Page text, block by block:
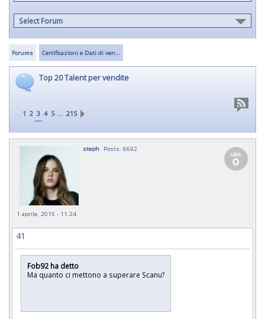
Select Forum
Forums Certificazioni e Dati di ven…
Top 20 Talent per vendite
1 2 3 4 5 … 215
steph Posts: 6692
1 aprile, 2015 - 11:24
41
Fob92 ha detto
Ma quanto ci mettono a superare Scanu?